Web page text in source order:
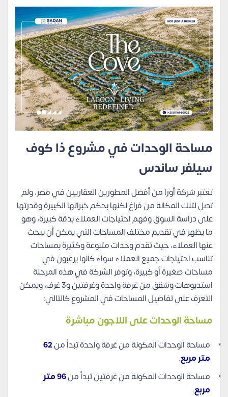
مساحة الوحدات في مشروع ذا كوف
سيلفر ساندس
تعتبر شركة أورا من أفضل المطورين العقاريين في مصر، ولم
تصل لتلك المكانة من فراغ لكنها بحكم خبراتها الكبيرة وقدرتها
على دراسة السوق وفهم احتياجات العملاء بدقة كبيرة، وهو
ما يظهر في تقديم مختلف المساحات التي يمكن أن يبحث
عنها العملاء، حيث تقدم وحدات متنوعة وكثيرة بمساحات
تناسب احتياجات جميع العملاء سواء كانوا يرغبون في
مساحات صغيرة أو كبيرة، وتوفر الشركة في هذه المرحلة
استديوهات وشقق من غرفة واحدة وغرفتين و3 غرف، ويمكن
التعرف على تفاصيل المساحات في المشروع كالتالي:
مساحة الوحدات على اللاجون مباشرة
مساحة الوحدات المكونة من غرفة واحدة تبدأ من62
متر مربع.
مساحة الوحدات المكونة من غرفتين تبدأ من
96 متر
مربع.